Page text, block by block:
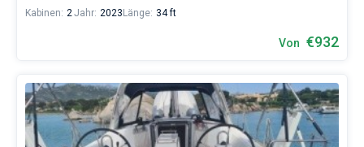
Kabinen: 2Jahr: 2023 Länge: 34 ft
Von €932